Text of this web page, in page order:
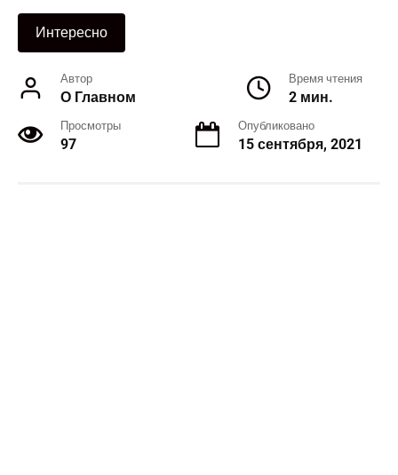
Интересно
Автор
О Главном
Время чтения
2 мин.
Просмотры
97
Опубликовано
15 сентября, 2021